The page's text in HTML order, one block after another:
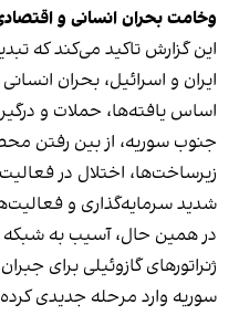
وخامت بحران انسانی و
این گزارش تاکید می‌کند که
ایران و اسرائیل، بحران
اساس یافته‌ها، حملات و
جنوب سوریه، از بین رفتن
زیرساخت‌ها، اختلال در
شدید سرمایه‌گذاری و
در همین حال، آسیب به شبکه
ژنراتورهای گازوئیلی برای
سوریه وارد مرحله جدیدی